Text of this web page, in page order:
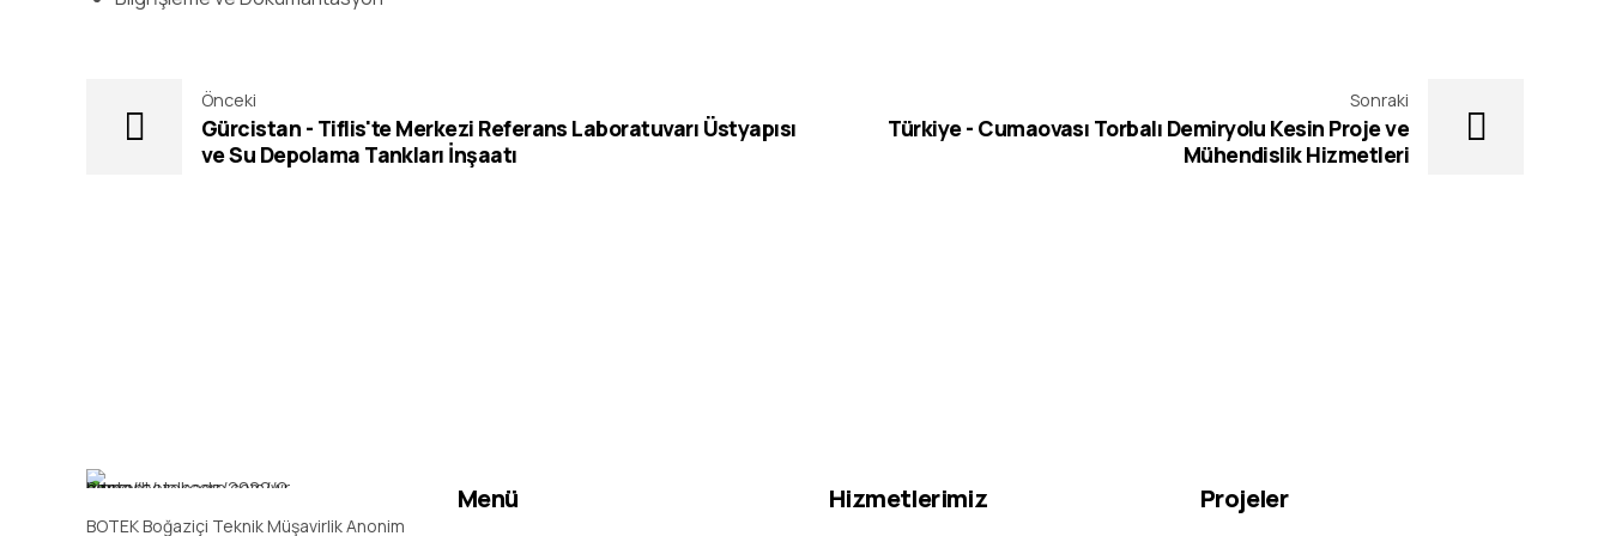
Önceki
Gürcistan - Tiflis'te Merkezi Referans Laboratuvarı Üstyapısı
ve Su Depolama Tankları İnşaatı
Sonraki
Türkiye - Cumaovası Torbalı Demiryolu Kesin Proje ve
Mühendislik Hizmetleri
BOTEK Boğaziçi Teknik Müşavirlik Anonim
Menü Hizmetlerimiz Projeler